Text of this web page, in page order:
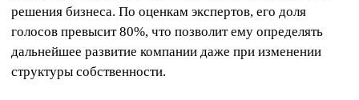
решения бизнеса. По оценкам экспертов, его доля
голосов превысит 80%, что позволит ему определять
дальнейшее развитие компании даже при изменении
структуры собственности.